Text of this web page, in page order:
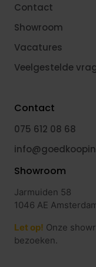
Contact
Showroom
Vacatures
Veelgestelde
Contact
075 612 08 68
Showroom
Jarmuiden 58
1046 AE
Let op! Onze
bezoeken.